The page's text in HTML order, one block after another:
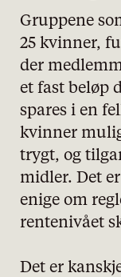
Gruppene
25 kvinner,
der
et fast beløp
spares i en
kvinner
trygt, og
midler. Det
enige om
rentenivået
Det er